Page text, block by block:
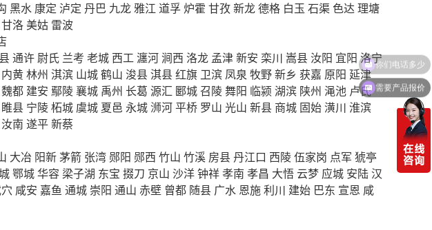
黑水 康定 泸定 丹巴 九龙雅江 道孚炉霍 甘孜新龙德格 白玉 石渠色达 理塘
甘洛 美姑 雷波
通许 尉氏 兰考 老城 西工瀍河涧西 洛龙 孟津新安 栾川 嵩县 汝阳 宜阳 洛宁
内黄林州 淇滨 山城鹤山 浚县淇县红旗 卫滨 凤泉 牧野新乡 获嘉 原阳 延津
魏都 建安 鄢陵襄城 禹州 长葛 源汇 郾城召陵舞阳 临颍 湖滨 陕州 渑池 卢氏
睢县 宁陵柘城 虞城 夏邑 永城浉河平桥 罗山 光山 新县 商城 固始潢川 淮滨
汝南 遂平新蔡
大冶 阳新茅箭 张湾 郧阳 郧西 竹山 竹溪 房县丹江口 西陵伍家岗 点军 猇亭
鄂城华容 梁子湖 东宝 掇刀 京山 沙洋钟祥孝南 孝昌 大悟 云梦 应城 安陆汉
咸安 嘉鱼 通城 崇阳 通山 赤壁 曾都 随县 广水 恩施利川 建始 巴东 宣恩 咸
需要产品报价